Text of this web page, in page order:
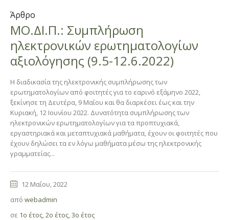
Άρθρο
ΜΟ.ΔΙ.Π.: Συμπλήρωση
ηλεκτρονικών ερωτηματολογίων
αξιολόγησης (9.5-12.6.2022)
Η διαδικασία της ηλεκτρονικής συμπλήρωσης των
ερωτηματολογίων από φοιτητές για το εαρινό εξάμηνο 2022,
ξεκίνησε τη Δευτέρα, 9 Μαΐου και θα διαρκέσει έως και την
Κυριακή, 12 Ιουνίου 2022. Δυνατότητα συμπλήρωσης των
ηλεκτρονικών ερωτηματολογίων για τα προπτυχιακά,
εργαστηριακά και μεταπτυχιακά μαθήματα, έχουν οι φοιτητές που
έχουν δηλώσει τα εν λόγω μαθήματα μέσω της ηλεκτρονικής
γραμματείας...
12 Μαΐου, 2022
από webadmin
σε 1ο έτος,2ο έτος,3ο έτος